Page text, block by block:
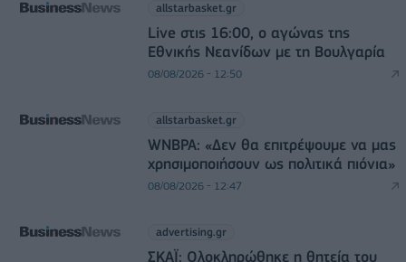
allstarbasket.gr
Live στις 16:00, ο αγώνας της
Εθνικής Νεανίδων με τη Βουλγαρία
08/08/2026 - 12:50
allstarbasket.gr
WNBPA: «Δεν θα επιτρέψουμε να μας
χρησιμοποιήσουν ως πολιτικά πιόνια»
08/08/2026 - 12:47
advertising.gr
ΣΚΑΪ: Ολοκληρώθηκε η θητεία του